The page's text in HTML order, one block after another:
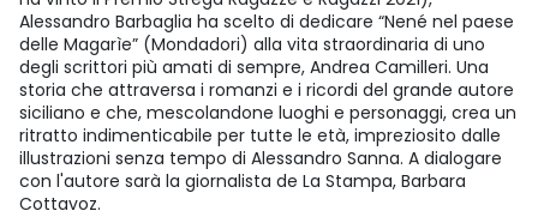
Alessandro Barbaglia ha scelto di dedicare “Nené nel paese
delle Magarìe” (Mondadori) alla vita straordinaria di uno
degli scrittori più amati di sempre, Andrea Camilleri. Una
storia che attraversa i romanzi e i ricordi del grande autore
siciliano e che, mescolandone luoghi e personaggi, crea un
ritratto indimenticabile per tutte le età, impreziosito dalle
illustrazioni senza tempo di Alessandro Sanna. A dialogare
con l'autore sarà la giornalista de La Stampa, Barbara
Cottavoz.